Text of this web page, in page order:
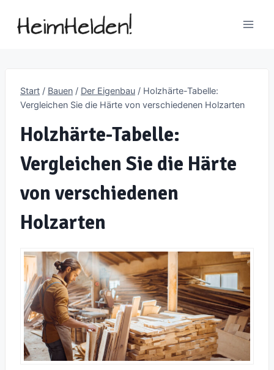
Inhalt
Start / Bauen / Der Eigenbau / Holzhärte-Tabelle:
Vergleichen Sie die Härte von verschiedenen Holzarten
Holzhärte-Tabelle:
Vergleichen Sie die Härte
von verschiedenen
Holzarten